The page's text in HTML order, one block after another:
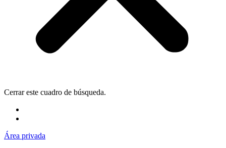
Cerrar este cuadro de búsqueda.
Área privada